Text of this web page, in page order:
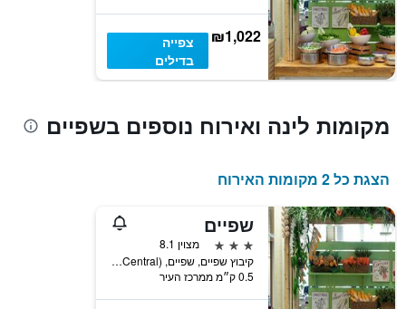
₪1,022
צפייה
בדילים
מקומות לינה ואירוח נוספים בשפיים
הצגת כל 2 מקומות האירוח
שפיים
3 כוכבים
מצוין 8.1
קיבוץ שפיים, שפיים, HaMerkaz (Central), ישראל
0.5 ק״מ ממרכז העיר